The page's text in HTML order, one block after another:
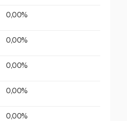
0,00%
0,00%
0,00%
0,00%
0,00%